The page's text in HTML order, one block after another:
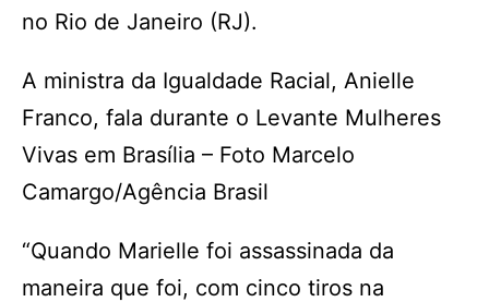
no Rio de Janeiro (RJ).
A ministra da Igualdade Racial, Anielle
Franco, fala durante o Levante Mulheres
Vivas em Brasília – Foto Marcelo
Camargo/Agência Brasil
“Quando Marielle foi assassinada da
maneira que foi, com cinco tiros na